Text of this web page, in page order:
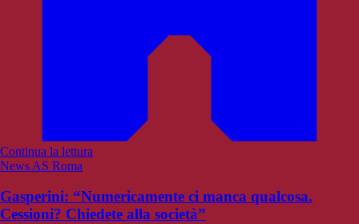
Continua la lettura
News AS Roma
Gasperini: “Numericamente ci manca qualcosa.
Cessioni? Chiedete alla società”